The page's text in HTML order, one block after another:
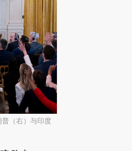
（右）与印度